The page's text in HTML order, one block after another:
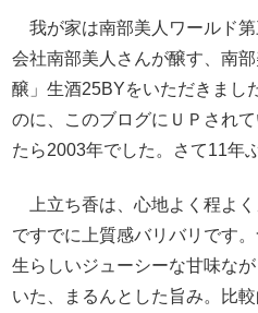
我が家は南部美人ワールド
会社南部美人さんが醸す、南
醸」生酒25BYをいただきまし
のに、このブログにＵＰされ
たら2003年でした。さて11年
上立ち香は、心地よく程よ
ですでに上質感バリバリです
生らしいジューシーな甘味な
いた、まるんとした旨み。比